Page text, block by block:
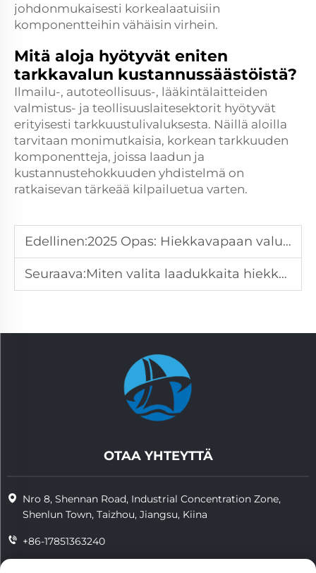
johdonmukaisesti korkealaatuisiin
komponentteihin vähäisin virhein.
Mitä aloja hyötyvät eniten
tarkkavalun kustannussäästöistä?
Ilmailu-, autoteollisuus-, lääkintälaitteiden
valmistus- ja teollisuuslaitesektorit hyötyvät
erityisesti tarkkuustulivaluksesta. Näillä aloilla
tarvitaan monimutkaisia, korkean tarkkuuden
komponentteja, joissa laadun ja
kustannustehokkuuden yhdistelmä on
ratkaisevan tärkeää kilpailuetua varten.
Edellinen:2025 Opas: Hiekkavapaan valutuksen palvelut selitettynä
Seuraava:Miten valita laadukkaita hiekkavajauspalveluita
OTAA YHTEYTTÄ
Nro 8, Shennan Road, Industrial Concentration Zone,
Shenlun Town, Taizhou, Jiangsu, Kiina
+86-17851363240